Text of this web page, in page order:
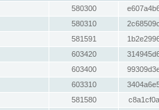
580300
580310
581591
603420
603400
603310
581580